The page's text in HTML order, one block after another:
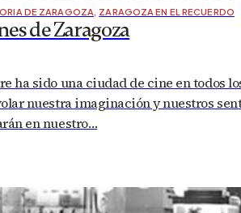
DE ZARAGOZA, ZARAGOZA EN EL RECUERDO
de Zaragoza
ha sido una ciudad de cine en todos
nuestra imaginación y nuestros
en nuestro…